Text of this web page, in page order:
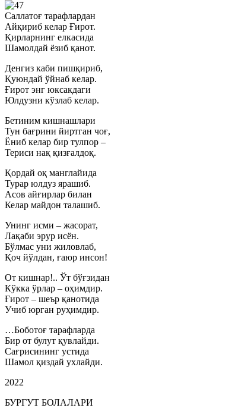
Саллатоғ тарафлардан
Айқириб келар Ғирот.
Қирларнинг елкасида
Шамолдай ёзиб қанот.
Денгиз каби пишқириб,
Қуюндай ўйнаб келар.
Ғирот энг юксакдаги
Юлдузни кўзлаб келар.
Бетиним кишнашлари
Тун бағрини йиртган чоғ,
Ёниб келар бир тулпор –
Териси нақ қизғалдоқ.
Қордай оқ манглайида
Турар юлдуз ярашиб.
Асов айғирлар билан
Келар майдон талашиб.
Унинг исми – жасорат,
Лақаби эрур исён.
Бўлмас уни жиловлаб,
Қоч йўлдан, ғаюр инсон!
От кишнар!.. Ўт бўғзидан
Кўкка ўрлар – оҳимдир.
Ғирот – шеър қанотида
Учиб юрган руҳимдир.
…Боботоғ тарафларда
Бир от булут қувлайди.
Сағрисининг устида
Шамол қиздай ухлайди.
2022
БУРГУТ БОЛАЛАРИ